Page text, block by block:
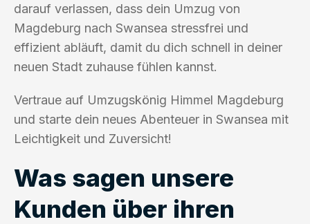
darauf verlassen, dass dein Umzug von
Magdeburg nach Swansea stressfrei und
effizient abläuft, damit du dich schnell in deiner
neuen Stadt zuhause fühlen kannst.
Vertraue auf Umzugskönig Himmel Magdeburg
und starte dein neues Abenteuer in Swansea mit
Leichtigkeit und Zuversicht!
Was sagen unsere
Kunden über ihren